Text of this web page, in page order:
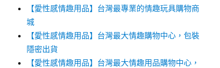
【愛性感情趣用品】台灣最專業的情趣玩具購物商
城
【愛性感情趣用品】台灣最大情趣購物中心，包裝
隱密出貨
【愛性感情趣用品】台灣最大情趣用品購物中心，